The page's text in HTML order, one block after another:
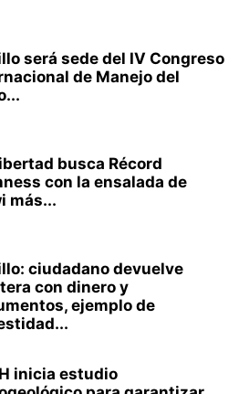
será sede del IV Congreso
de Manejo del
busca Récord
con la ensalada de
más...
ciudadano devuelve
con dinero y
ejemplo de
inicia estudio